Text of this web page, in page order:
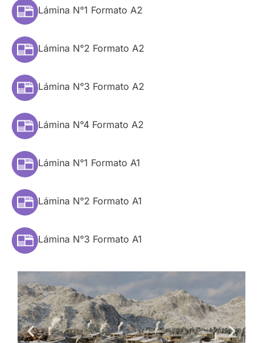
Lámina N°1 Formato A2
Lámina N°2 Formato A2
Lámina N°3 Formato A2
Lámina N°4 Formato A2
Lámina N°1 Formato A1
Lámina N°2 Formato A1
Lámina N°3 Formato A1